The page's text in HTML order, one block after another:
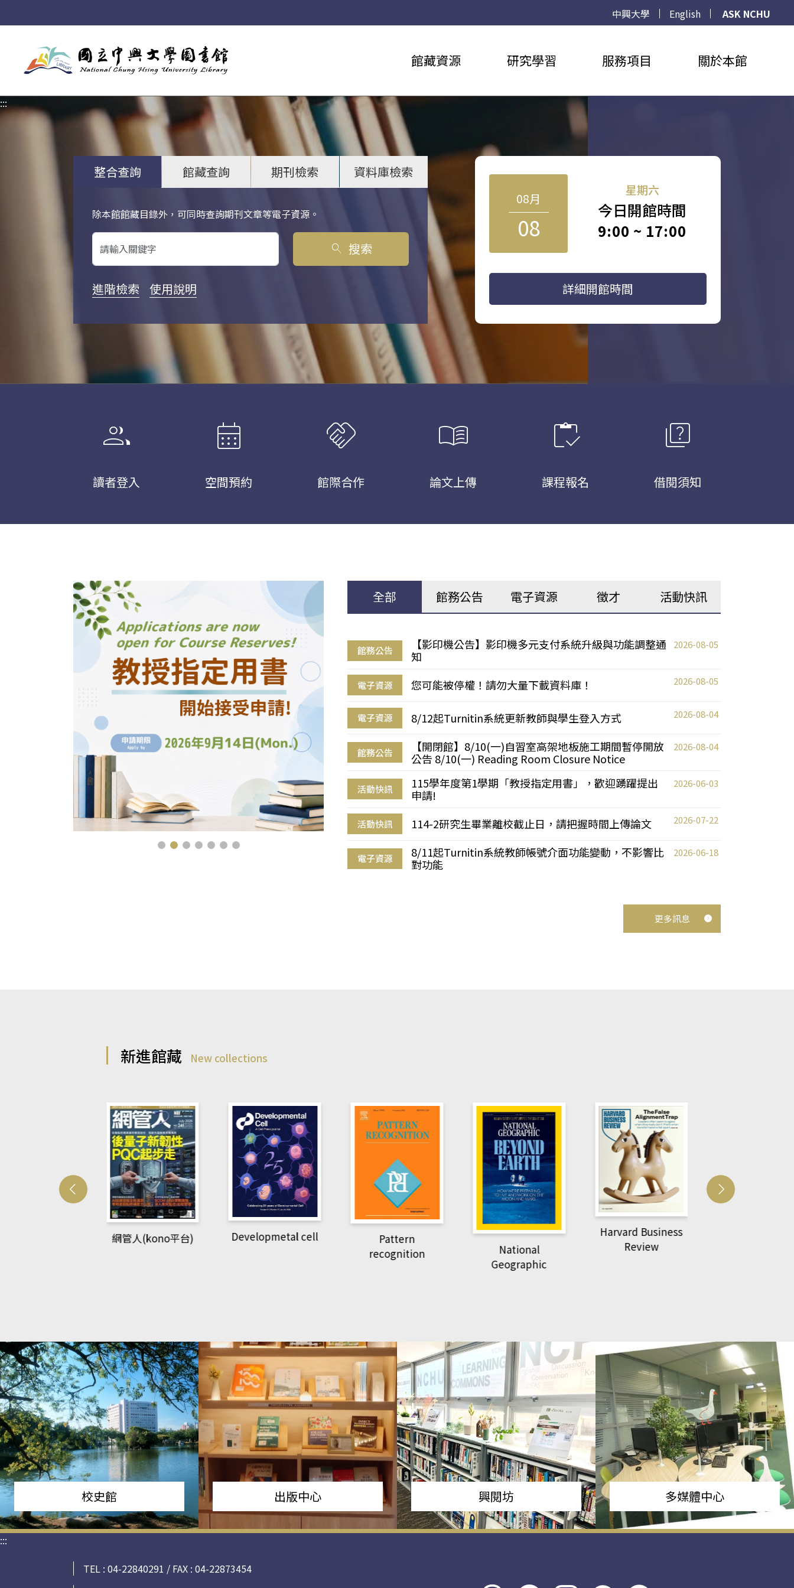
中興大學 English
ASK NCHU
館藏資源 研究學習 服務項目 關於本館
:::
整合查詢 館藏查詢 期刊檢索 資料庫檢索
除本館館藏目錄外，可同時查詢期刊文章等電子資源。
關鍵字搜尋
search 搜索
進階檢索 使用說明
08月
08
星期六
今日開館時間
9:00 ~ 17:00
詳細開館時間
group
讀者登入
calendar_month
空間預約
handshake
館際合作
menu_book
論文上傳
inventory
課程報名
quiz
借閱須知
全部 館務公告 電子資源 徵才 活動快訊
館務公告
【影印機公告】影印機多元支付系統升級與功能調整通
知
2026-08-05
電子資源 您可能被停權！請勿大量下載資料庫！ 2026-08-05
電子資源 8/12起Turnitin系統更新教師與學生登入方式 2026-08-04
館務公告
【開閉館】8/10(一)自習室高架地板施工期間暫停開放
公告 8/10(一) Reading Room Closure Notice
2026-08-04
活動快訊
115學年度第1學期「教授指定用書」，歡迎踴躍提出
申請!
2026-06-03
活動快訊 114-2研究生畢業離校截止日，請把握時間上傳論文 2026-07-22
電子資源
8/11起Turnitin系統教師帳號介面功能變動，不影響比
對功能
2026-06-18
更多訊息
新進館藏 New collections
網管人(kono平台) Developmetal cell
Pattern
recognition
National
Geographic
Harvard Business
Review
校史館 出版中心 興閱坊 多媒體中心
:::
TEL : 04-22840291 / FAX : 04-22873454